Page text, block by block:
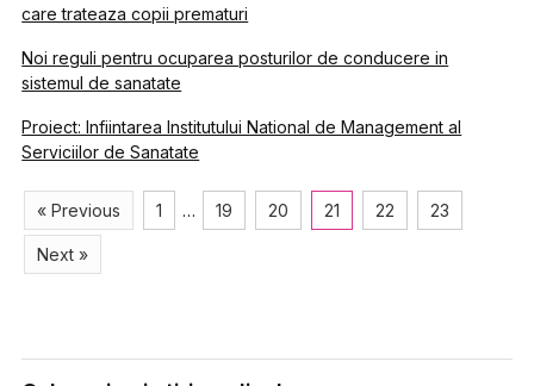
care trateaza copii prematuri
Noi reguli pentru ocuparea posturilor de conducere in
sistemul de sanatate
Proiect: Infiintarea Institutului National de Management al
Serviciilor de Sanatate
« Previous 1 … 19 20 21 22 23
Next »